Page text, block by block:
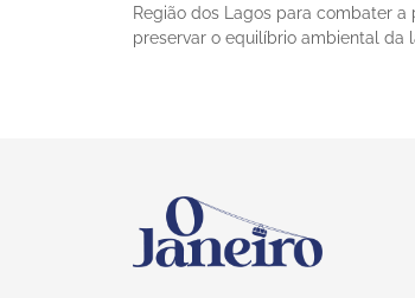
Região dos Lagos para combater a
preservar o equilíbrio ambiental da